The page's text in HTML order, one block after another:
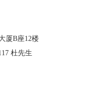
厦B座12楼
杜先生